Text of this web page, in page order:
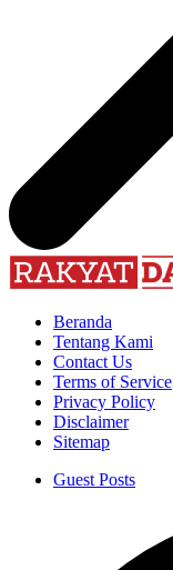
Beranda
Tentang Kami
Contact Us
Terms of Service
Privacy Policy
Disclaimer
Sitemap
Guest Posts